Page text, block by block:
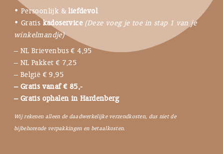
• Persoonlijk &liefdevol
• Gratis kadoservice (Deze voeg je toe in stap 1 van je
winkelmandje)
– NL Brievenbus € 4,95
– NL Pakket € 7,25
– België € 9,95
– Gratis vanaf € 85,-
– Gratis ophalen in Hardenberg
Wij rekenen alleen de daadwerkelijke verzendkosten, dus niet de
bijbehorende verpakkingen en betaalkosten.